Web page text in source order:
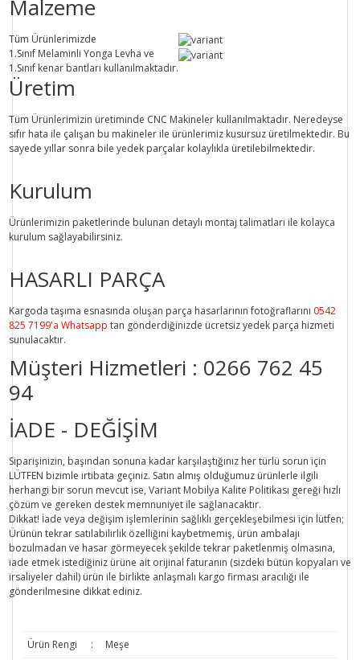
Malzeme
Tüm Ürünlerimizde
1.Sınıf Melaminli Yonga Levha ve
1.Sınıf kenar bantları kullanılmaktadır.
Üretim
Tüm Ürünlerimizin üretiminde CNC Makineler kullanılmaktadır. Neredeyse
sıfır hata ile çalışan bu makineler ile ürünlerimiz kusursuz üretilmektedir. Bu
sayede yıllar sonra bile yedek parçalar kolaylıkla üretilebilmektedir.
Kurulum
Ürünlerimizin paketlerinde bulunan detaylı montaj talimatları ile kolayca
kurulum sağlayabilirsiniz.
HASARLI PARÇA
Kargoda taşıma esnasında oluşan parça hasarlarının fotoğraflarını 0542
825 7199'a Whatsapp tan gönderdiğinizde ücretsiz yedek parça hizmeti
sunulacaktır.
Müşteri Hizmetleri : 0266 762 45
94
İADE - DEĞİŞİM
Siparişinizin, başından sonuna kadar karşılaştığınız her türlü sorun için
LÜTFEN bizimle irtibata geçiniz. Satın almış olduğumuz ürünlerle ilgili
herhangi bir sorun mevcut ise, Variant Mobilya Kalite Politikası gereği hızlı
çözüm ve gereken destek memnuniyet ile sağlanacaktır.
Dikkat! İade veya değişim işlemlerinin sağlıklı gerçekleşebilmesi için lütfen;
Ürünün tekrar satılabilirlik özelliğini kaybetmemiş, ürün ambalajı
bozulmadan ve hasar görmeyecek şekilde tekrar paketlenmiş olmasına,
iade etmek istediğiniz ürüne ait orijinal faturanın (sizdeki bütün kopyaları ve
irsaliyeler dahil) ürün ile birlikte anlaşmalı kargo firması aracılığı ile
gönderilmesine dikkat ediniz.
Ürün Rengi :
Meşe